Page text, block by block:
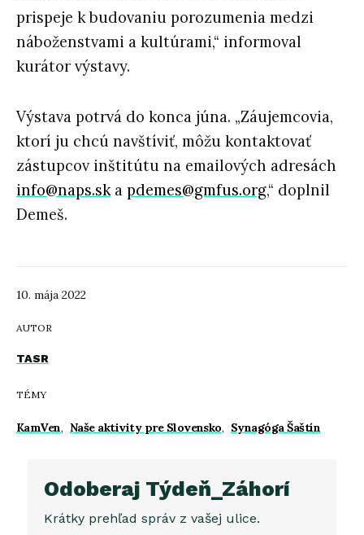
10. mája 2022
AUTOR
TASR
TÉMY
KamVen, Naše aktivity pre Slovensko, Synagóga Šaštín
prispeje k budovaniu porozumenia medzi
náboženstvami a kultúrami,“ informoval
kurátor výstavy.
Výstava potrvá do konca júna. „Záujemcovia,
ktorí ju chcú navštíviť, môžu kontaktovať
zástupcov inštitútu na emailových adresách
info@naps.sk a pdemes@gmfus.org,“ doplnil
Demeš.
Odoberaj Týdeň_Záhorí
Krátky prehľad správ z vašej ulice.